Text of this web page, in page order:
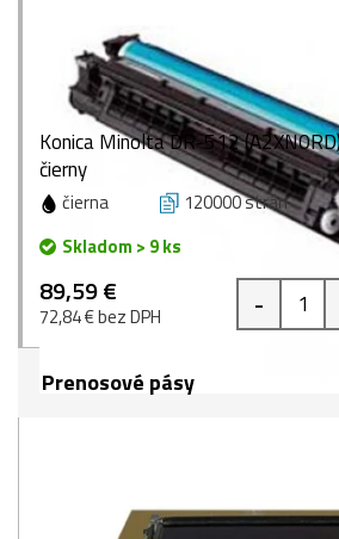
Konica Minolta DR-512
čierny
čierna 120000 strán
Skladom > 9 ks
89,59 €
72,84 € bez DPH -
Prenosové pásy